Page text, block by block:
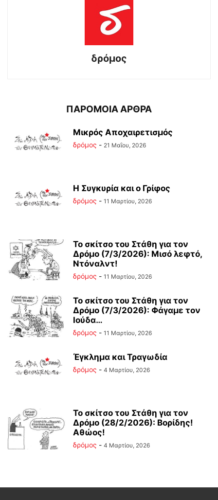
δρόμος
ΠΑΡΟΜΟΙΑ ΑΡΘΡΑ
Μικρός Αποχαιρετισμός
δρόμος - 21 Μαΐου, 2026
Η Συγκυρία και ο Γρίφος
δρόμος - 11 Μαρτίου, 2026
Το σκίτσο του Στάθη για τον
Δρόμο (7/3/2026): Μισό λεφτό,
Ντόναλντ!
δρόμος - 11 Μαρτίου, 2026
Το σκίτσο του Στάθη για τον
Δρόμο (7/3/2026): Φάγαμε τον
Ιούδα…
δρόμος - 11 Μαρτίου, 2026
Έγκλημα και Τραγωδία
δρόμος - 4 Μαρτίου, 2026
Το σκίτσο του Στάθη για τον
Δρόμο (28/2/2026): Βορίδης!
Αθώος!
δρόμος - 4 Μαρτίου, 2026